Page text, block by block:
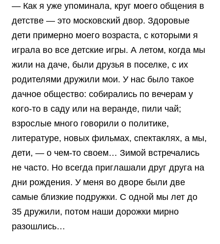
— Как я уже упоминала, круг моего общения в
детстве — это московский двор. Здоровые
дети примерно моего возраста, с которыми я
играла во все детские игры. А летом, когда мы
жили на даче, были друзья в поселке, с их
родителями дружили мои. У нас было такое
дачное общество: собирались по вечерам у
кого-то в саду или на веранде, пили чай;
взрослые много говорили о политике,
литературе, новых фильмах, спектаклях, а мы,
дети, — о чем-то своем… Зимой встречались
не часто. Но всегда приглашали друг друга на
дни рождения. У меня во дворе были две
самые близкие подружки. С одной мы лет до
35 дружили, потом наши дорожки мирно
разошлись…